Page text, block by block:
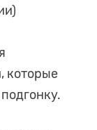
которые